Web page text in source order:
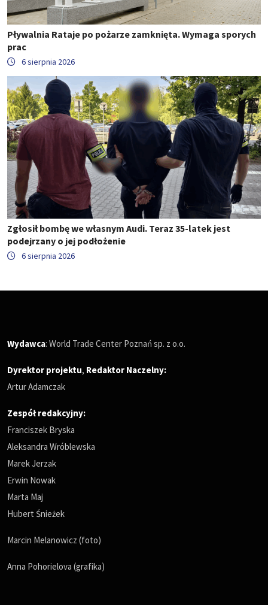
Pływalnia Rataje po pożarze zamknięta. Wymaga sporych
prac
6 sierpnia 2026
Zgłosił bombę we własnym Audi. Teraz 35-latek jest
podejrzany o jej podłożenie
6 sierpnia 2026
Wydawca: World Trade Center Poznań sp. z o.o.
Dyrektor projektu, Redaktor Naczelny:
Artur Adamczak
Zespół redakcyjny:
Franciszek Bryska
Aleksandra Wróblewska
Marek Jerzak
Erwin Nowak
Marta Maj
Hubert Śnieżek
Marcin Melanowicz (foto)
Anna Pohorielova (grafika)